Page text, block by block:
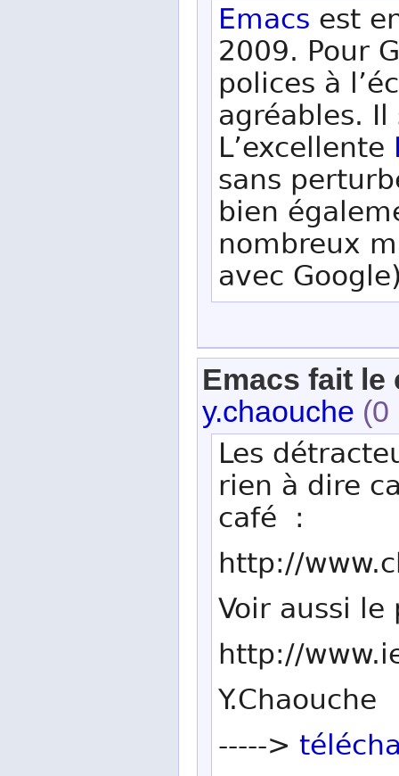
Emacs est
2009. Pour
polices à
agréables. Il
L’excellente
sans
bien
nombreux
avec
Emacs fait le
y.chaouche (0
Les
rien à dire
café :
http://
Voir aussi le
http://
Y.Chaouche
----->